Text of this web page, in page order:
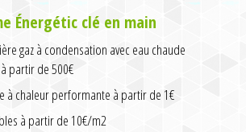
Énergétic clé en main
gaz à condensation avec eau chaude
partir de 500€
à chaleur performante à partir de 1€
à partir de 10€/m2